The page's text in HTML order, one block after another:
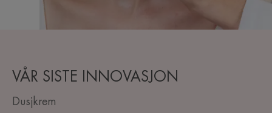
VÅR SISTE INNOVASJON
Dusjkrem